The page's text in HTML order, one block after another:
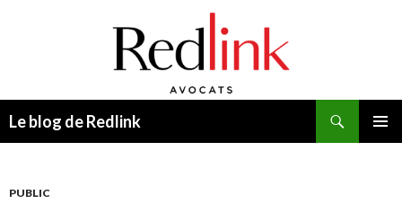
Le blog de Redlink
PUBLIC